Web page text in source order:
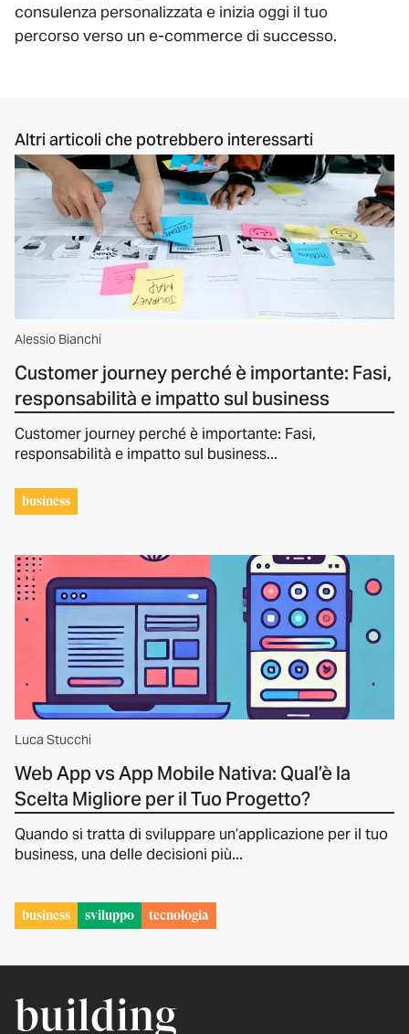
consulenza personalizzata e inizia oggi il tuo
percorso verso un e-commerce di successo.
Altri articoli che potrebbero interessarti
Alessio Bianchi
Customer journey perché è importante: Fasi,
responsabilità e impatto sul business
Customer journey perché è importante: Fasi,
responsabilità e impatto sul business...
business
Luca Stucchi
Web App vs App Mobile Nativa: Qual’è la
Scelta Migliore per il Tuo Progetto?
Quando si tratta di sviluppare un’applicazione per il tuo
business, una delle decisioni più...
business sviluppo tecnologia
building